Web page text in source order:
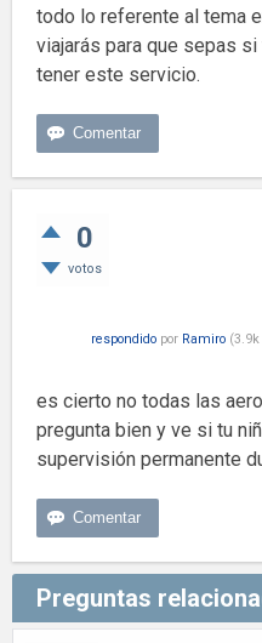
todo lo referente al tema
viajarás para que sepas
tener este servicio.
0
votos
respondido por Ramiro (3.9k
es cierto no todas las
pregunta bien y ve si tu
supervisión permanente
Preguntas